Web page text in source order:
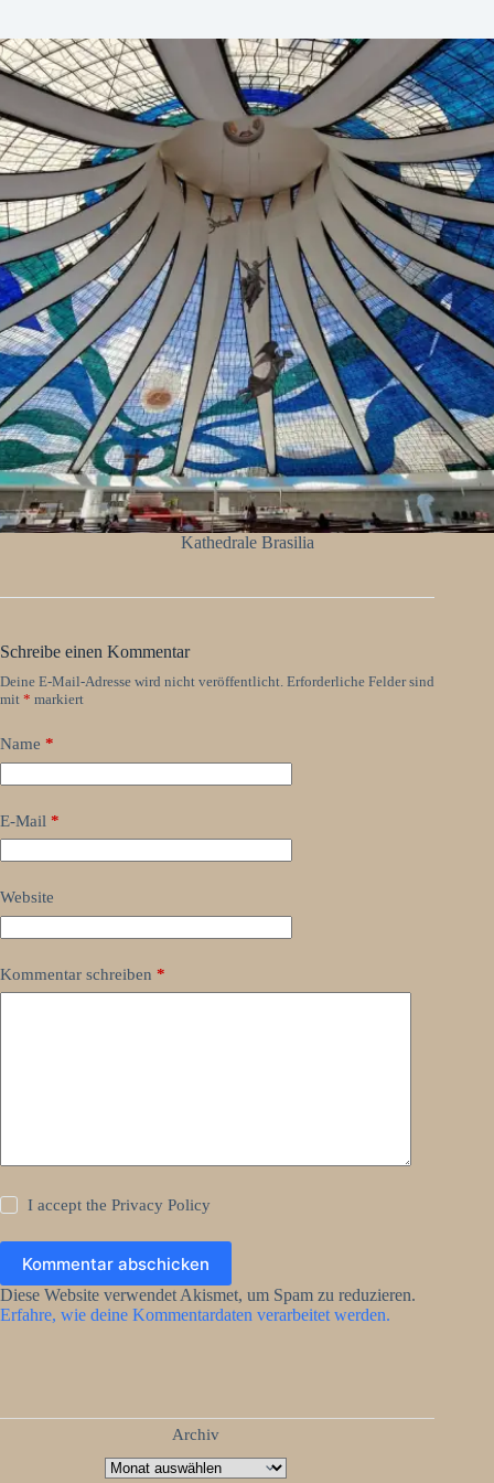
Kathedrale Brasilia
Schreibe einen Kommentar
Deine E-Mail-Adresse wird nicht veröffentlicht. Erforderliche Felder sind
mit * markiert
Name *
E-Mail *
Website
Kommentar schreiben *
I accept thePrivacy Policy
Kommentar abschicken
Diese Website verwendet Akismet, um Spam zu reduzieren.
Erfahre, wie deine Kommentardaten verarbeitet werden.
Archiv